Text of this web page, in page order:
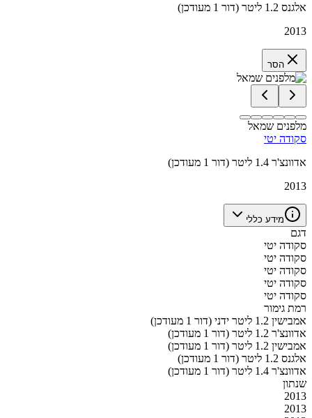
אלגנס 1.2 ליטר (דור 1 מעודכן)
2013
הסר
מלפנים שמאל
סקודה יטי
אדוונצ'ר 1.4 ליטר (דור 1 מעודכן)
2013
מידע כללי
דגם
סקודה יטי
סקודה יטי
סקודה יטי
סקודה יטי
סקודה יטי
רמת גימור
אמבישין 1.2 ליטר ידני (דור 1 מעודכן)
אדוונצ'ר 1.2 ליטר (דור 1 מעודכן)
אמבישין 1.2 ליטר (דור 1 מעודכן)
אלגנס 1.2 ליטר (דור 1 מעודכן)
אדוונצ'ר 1.4 ליטר (דור 1 מעודכן)
שנתון
2013
2013